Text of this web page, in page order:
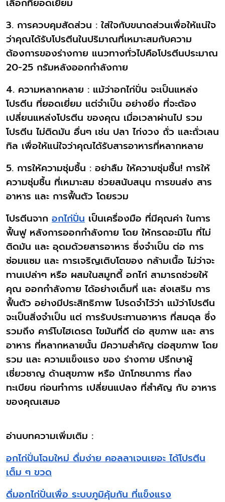
เลือกที่ยอดเยี่ยม
3. การควบคุมสัดส่วน : ใส่ใจกับขนาดส่วนเพื่อให้แน่ใจ
ว่าคุณได้รับโปรตีนในปริมาณที่เหมาะสมกับความ
ต้องการของร่างกาย แนวทางทั่วไปคือโปรตีนประมาณ
20-25 กรัมหลังออกกำลังกาย
4. ความหลากหลาย : แม้ว่าอกไก่ปั่น จะเป็นแหล่ง
โปรตีน ที่ยอดเยี่ยม แต่จำเป็น อย่างยิ่ง ที่จะต้อง
เปลี่ยนแหล่งโปรตีน ของคุณ เมื่อเวลาผ่านไป รวม
โปรตีน ไม่ติดมัน อื่นๆ เช่น ปลา ไก่งวง ถั่ว และถั่วเลน
ทิล เพื่อให้แน่ใจว่าคุณได้รับสารอาหารที่หลากหลาย
5. การให้ความชุ่มชื้น : อย่าลืม ให้ความชุ่มชื้น! การให้
ความชุ่มชื้น ที่เหมาะสม ช่วยสนับสนุน การขนส่ง สาร
อาหาร และ การฟื้นตัว โดยรวม
โปรตีนจาก อกไก่ปั่น เป็นเครื่องมือ ที่มีคุณค่า ในการ
ฟื้นฟู หลังการออกกำลังกาย โดย ให้กรดอะมิโน ที่ไม่
ติดมัน และ อุดมด้วยสารอาหาร ซึ่งจำเป็น ต่อ การ
ซ่อมแซม และ การเจริญเติบโตของ กล้ามเนื้อ ไม่ว่าจะ
ทานเปล่าๆ หรือ ผสมในสมูทตี้ อกไก่ สามารถช่วยให้
คุณ ออกกำลังกาย ได้อย่างเต็มที่ และ ส่งเสริม การ
ฟื้นตัว อย่างมีประสิทธิภาพ โปรดจำไว้ว่า แม้ว่าโปรตีน
จะเป็นสิ่งจำเป็น แต่ การรับประทานอาหาร ที่สมดุล ซึ่ง
รวมถึง คาร์โบไฮเดรต ไขมันที่ดี ต่อ สุขภาพ และ สาร
อาหาร ที่หลากหลายนั้น มีความสำคัญ ต่อสุขภาพ โดย
รวม และ ความแข็งแรง ของ ร่างกาย ปรึกษาผู้
เชี่ยวชาญ ด้านสุขภาพ หรือ นักโภชนาการ ที่ลง
ทะเบียน ก่อนทำการ เปลี่ยนแปลง ที่สำคัญ กับ อาหาร
ของคุณเสมอ
อ่านบทความเพิ่มเติม :
อกไก่ปั่นโฉมใหม่ ดื่มง่าย คอลลาเจนเยอะ ได้โปรตีน
เต็ม ๆ ขวด
ดื่มอกไก่ปั่นเพื่อ ระบบภูมิคุ้มกัน ที่แข็งแรง